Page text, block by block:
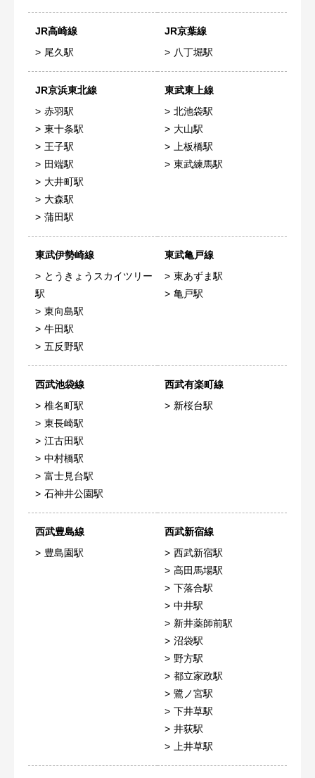
JR高崎線
尾久駅
JR京葉線
八丁堀駅
JR京浜東北線
赤羽駅
東十条駅
王子駅
田端駅
大井町駅
大森駅
蒲田駅
東武東上線
北池袋駅
大山駅
上板橋駅
東武練馬駅
東武伊勢崎線
とうきょうスカイツリー
駅
東向島駅
牛田駅
五反野駅
東武亀戸線
東あずま駅
亀戸駅
西武池袋線
椎名町駅
東長崎駅
江古田駅
中村橋駅
富士見台駅
石神井公園駅
西武有楽町線
新桜台駅
西武豊島線
豊島園駅
西武新宿線
西武新宿駅
高田馬場駅
下落合駅
中井駅
新井薬師前駅
沼袋駅
野方駅
都立家政駅
鷺ノ宮駅
下井草駅
井荻駅
上井草駅